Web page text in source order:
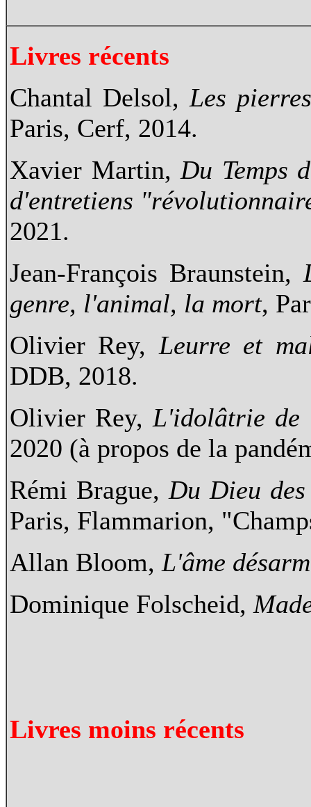
Livres récents
Chantal Delsol, Les
Paris, Cerf, 2014.
Xavier Martin, Du Temps
d'entretiens
2021.
Jean-François Braunstein,
genre, l'animal, la mort,
Olivier Rey, Leurre et
DDB, 2018.
Olivier Rey, L'idolâtrie de
2020 (à propos de la
Rémi Brague, Du Dieu
Paris, Flammarion,
Allan Bloom, L'âme
Dominique Folscheid,
Livres moins récents